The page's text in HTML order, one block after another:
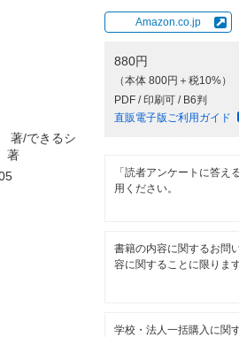
著/できるシ
著
Amazon.co.jp
880円
（本体 800円＋税10%）
PDF / 印刷可 / B6判
直販電子版ご利用ガイド
「読者アンケートに答
用ください。
書籍の内容に関するお問
容に関することに限ります
学校・法人一括購入に関